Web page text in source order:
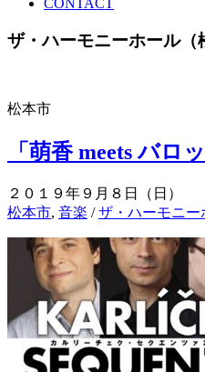
ザ・ハーモニーホール
松本市
「萌香 meets バロッ
２０１９年９月８日（日）
松本市, 音楽 /ザ・ハーモニー